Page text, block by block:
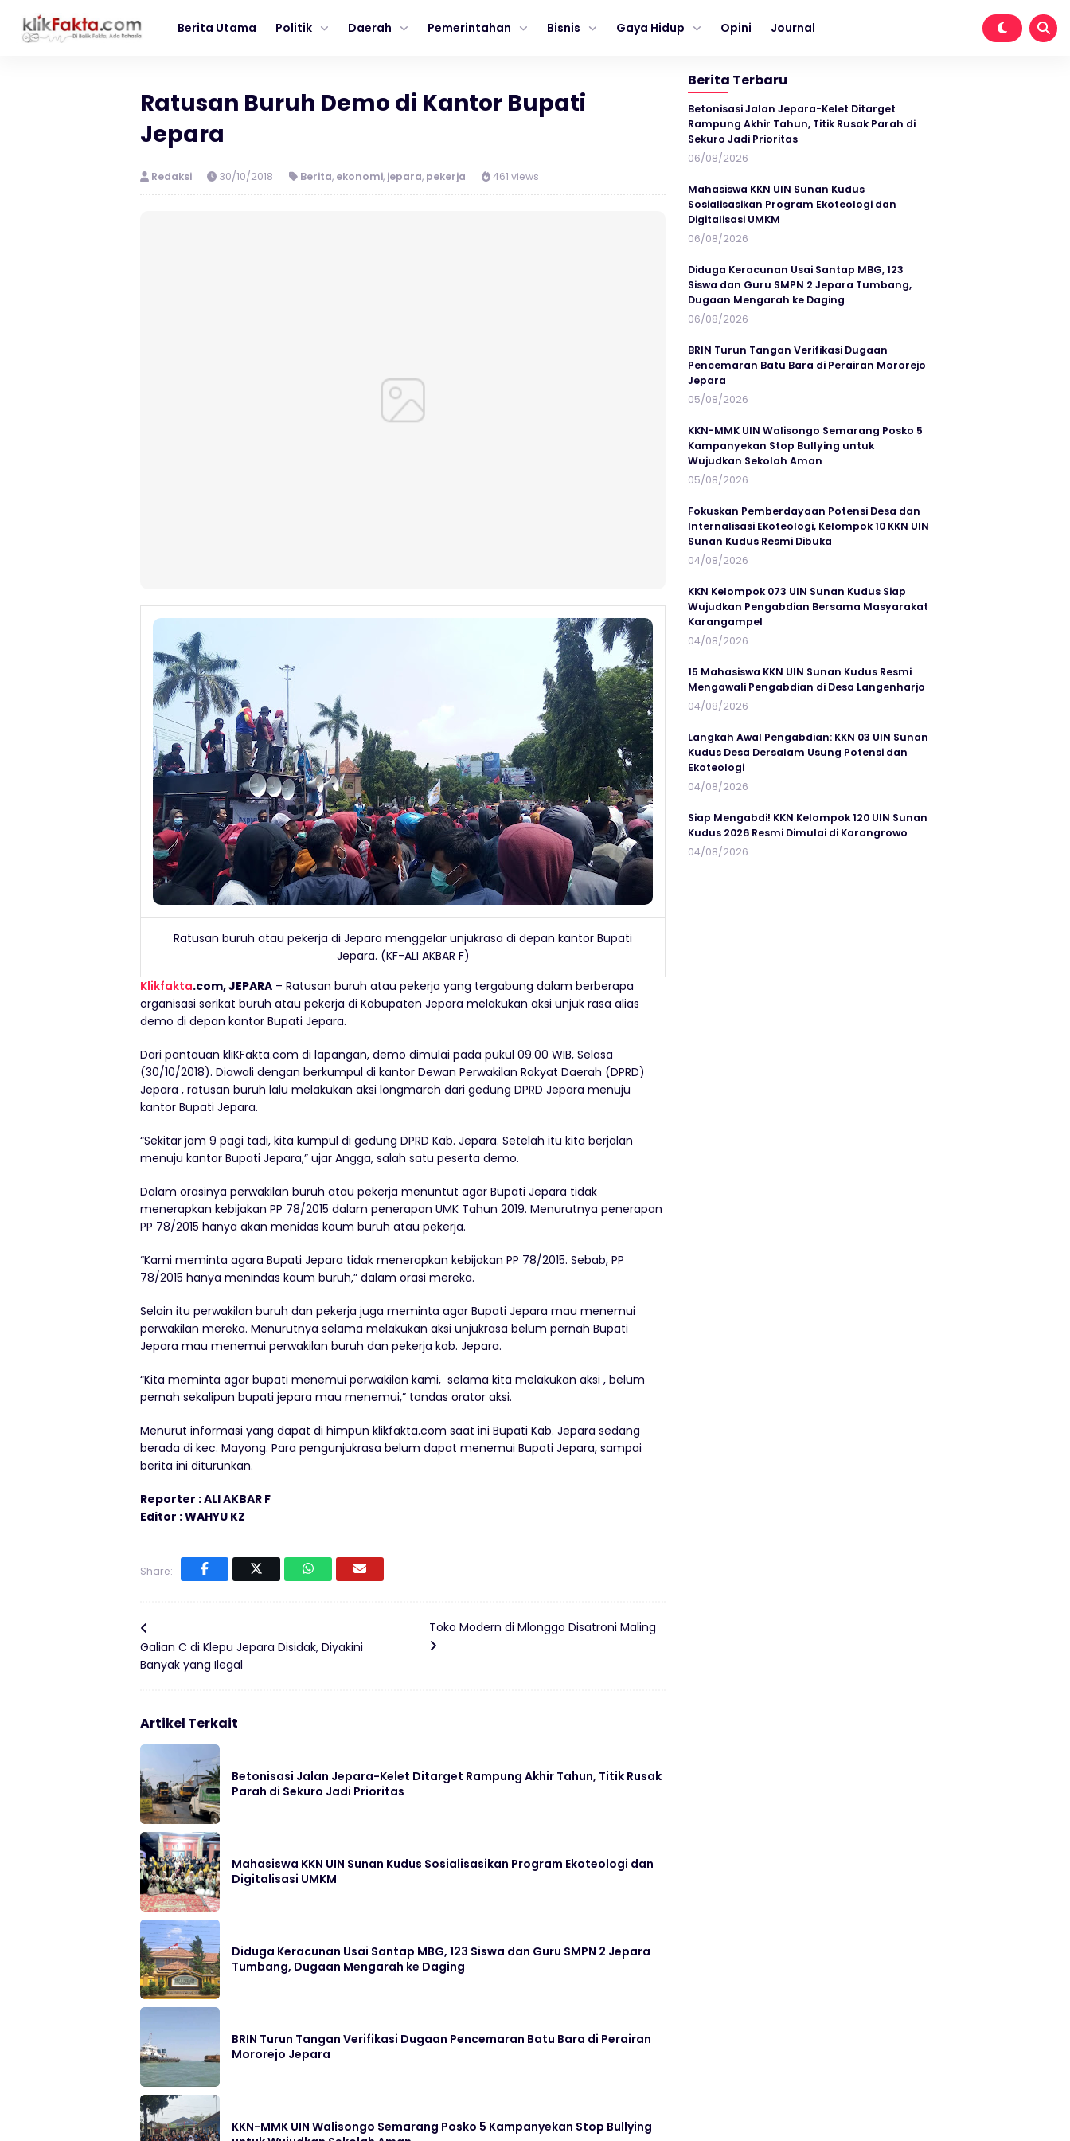
Berita Utama Politik Daerah Pemerintahan Bisnis Gaya Hidup Opini Journal
Ratusan Buruh Demo di Kantor Bupati
Jepara
Redaksi 30/10/2018 Berita, ekonomi, jepara, pekerja 461 views
Ratusan buruh atau pekerja di Jepara menggelar unjukrasa di depan kantor Bupati
Jepara. (KF-ALI AKBAR F)
Klikfakta.com, JEPARA – Ratusan buruh atau pekerja yang tergabung dalam berberapa
organisasi serikat buruh atau pekerja di Kabupaten Jepara melakukan aksi unjuk rasa alias
demo di depan kantor Bupati Jepara.
Dari pantauan kliKFakta.com di lapangan, demo dimulai pada pukul 09.00 WIB, Selasa
(30/10/2018). Diawali dengan berkumpul di kantor Dewan Perwakilan Rakyat Daerah (DPRD)
Jepara , ratusan buruh lalu melakukan aksi longmarch dari gedung DPRD Jepara menuju
kantor Bupati Jepara.
“Sekitar jam 9 pagi tadi, kita kumpul di gedung DPRD Kab. Jepara. Setelah itu kita berjalan
menuju kantor Bupati Jepara,” ujar Angga, salah satu peserta demo.
Dalam orasinya perwakilan buruh atau pekerja menuntut agar Bupati Jepara tidak
menerapkan kebijakan PP 78/2015 dalam penerapan UMK Tahun 2019. Menurutnya penerapan
PP 78/2015 hanya akan menidas kaum buruh atau pekerja.
“Kami meminta agara Bupati Jepara tidak menerapkan kebijakan PP 78/2015. Sebab, PP
78/2015 hanya menindas kaum buruh,” dalam orasi mereka.
Selain itu perwakilan buruh dan pekerja juga meminta agar Bupati Jepara mau menemui
perwakilan mereka. Menurutnya selama melakukan aksi unjukrasa belum pernah Bupati
Jepara mau menemui perwakilan buruh dan pekerja kab. Jepara.
“Kita meminta agar bupati menemui perwakilan kami, selama kita melakukan aksi , belum
pernah sekalipun bupati jepara mau menemui,” tandas orator aksi.
Menurut informasi yang dapat di himpun klikfakta.com saat ini Bupati Kab. Jepara sedang
berada di kec. Mayong. Para pengunjukrasa belum dapat menemui Bupati Jepara, sampai
berita ini diturunkan.
Reporter : ALI AKBAR F
Editor : WAHYU KZ
Share:
Galian C di Klepu Jepara Disidak, Diyakini
Banyak yang Ilegal
Toko Modern di Mlonggo Disatroni Maling
Artikel Terkait
Betonisasi Jalan Jepara-Kelet Ditarget Rampung Akhir Tahun, Titik Rusak
Parah di Sekuro Jadi Prioritas
Mahasiswa KKN UIN Sunan Kudus Sosialisasikan Program Ekoteologi dan
Digitalisasi UMKM
Diduga Keracunan Usai Santap MBG, 123 Siswa dan Guru SMPN 2 Jepara
Tumbang, Dugaan Mengarah ke Daging
BRIN Turun Tangan Verifikasi Dugaan Pencemaran Batu Bara di Perairan
Mororejo Jepara
KKN-MMK UIN Walisongo Semarang Posko 5 Kampanyekan Stop Bullying
Berita Terbaru
Betonisasi Jalan Jepara-Kelet Ditarget
Rampung Akhir Tahun, Titik Rusak Parah di
Sekuro Jadi Prioritas
06/08/2026
Mahasiswa KKN UIN Sunan Kudus
Sosialisasikan Program Ekoteologi dan
Digitalisasi UMKM
06/08/2026
Diduga Keracunan Usai Santap MBG, 123
Siswa dan Guru SMPN 2 Jepara Tumbang,
Dugaan Mengarah ke Daging
06/08/2026
BRIN Turun Tangan Verifikasi Dugaan
Pencemaran Batu Bara di Perairan Mororejo
Jepara
05/08/2026
KKN-MMK UIN Walisongo Semarang Posko 5
Kampanyekan Stop Bullying untuk
Wujudkan Sekolah Aman
05/08/2026
Fokuskan Pemberdayaan Potensi Desa dan
Internalisasi Ekoteologi, Kelompok 10 KKN UIN
Sunan Kudus Resmi Dibuka
04/08/2026
KKN Kelompok 073 UIN Sunan Kudus Siap
Wujudkan Pengabdian Bersama Masyarakat
Karangampel
04/08/2026
15 Mahasiswa KKN UIN Sunan Kudus Resmi
Mengawali Pengabdian di Desa Langenharjo
04/08/2026
Langkah Awal Pengabdian: KKN 03 UIN Sunan
Kudus Desa Dersalam Usung Potensi dan
Ekoteologi
04/08/2026
Siap Mengabdi! KKN Kelompok 120 UIN Sunan
Kudus 2026 Resmi Dimulai di Karangrowo
04/08/2026